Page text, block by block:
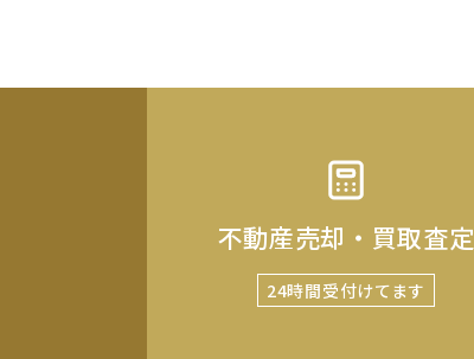
不動産売却・買取査定
24時間受付けてます